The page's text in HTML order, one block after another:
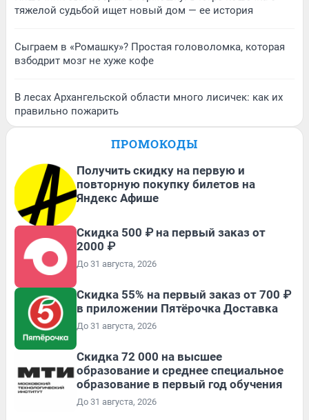
тяжелой судьбой ищет новый дом — ее история
Сыграем в «Ромашку»? Простая головоломка, которая
взбодрит мозг не хуже кофе
В лесах Архангельской области много лисичек: как их
правильно пожарить
ПРОМОКОДЫ
Получить скидку на первую и
повторную покупку билетов на
Яндекс Афише
Скидка 500 ₽ на первый заказ от
2000 ₽
До 31 августа, 2026
Скидка 55% на первый заказ от 700 ₽
в приложении Пятёрочка Доставка
До 31 августа, 2026
Скидка 72 000 на высшее
образование и среднее специальное
образование в первый год обучения
До 31 августа, 2026